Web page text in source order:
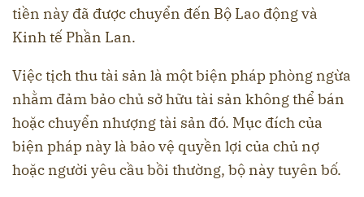
tiền này đã được chuyển đến Bộ Lao động và
Kinh tế Phần Lan.
Việc tịch thu tài sản là một biện pháp phòng ngừa
nhằm đảm bảo chủ sở hữu tài sản không thể bán
hoặc chuyển nhượng tài sản đó. Mục đích của
biện pháp này là bảo vệ quyền lợi của chủ nợ
hoặc người yêu cầu bồi thường, bộ này tuyên bố.